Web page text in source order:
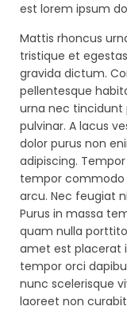
est lorem ipsum
Mattis rhoncus
tristique et
gravida dictum.
pellentesque
urna nec tincidunt
pulvinar. A lacus
dolor purus non
adipiscing.
tempor commodo
arcu. Nec feugiat
Purus in massa
quam nulla
amet est placerat
tempor orci
nunc scelerisque
laoreet non